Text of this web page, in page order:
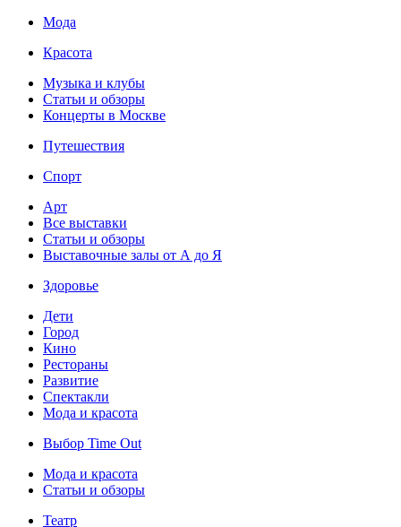
Мода
Красота
Музыка и клубы
Статьи и обзоры
Концерты в Москве
Путешествия
Спорт
Арт
Все выставки
Статьи и обзоры
Выставочные залы от А до Я
Здоровье
Дети
Город
Кино
Рестораны
Развитие
Спектакли
Мода и красота
Выбор Time Out
Мода и красота
Статьи и обзоры
Театр